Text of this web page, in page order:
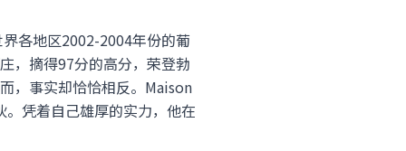
各地区2002-2004年份的葡
，摘得97分的高分，荣登勃
，事实却恰恰相反。Maison
凭着自己雄厚的实力，他在